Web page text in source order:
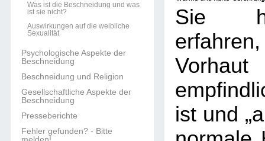
Was ist die Beschneidung und was
ist sie nicht?
Auswirkungen auf die weibliche
Sexualität
Psychologische Aspekte der
Beschneidung
Beschneidung und Religion
Gesellschaftliche Aspekte der
Beschneidung
Presseberichte
Fehler gefunden? - Bitte
Sie
ist und